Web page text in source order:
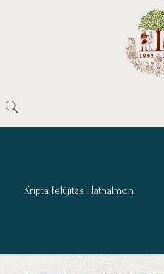
Kripta felújítás Hathalmon